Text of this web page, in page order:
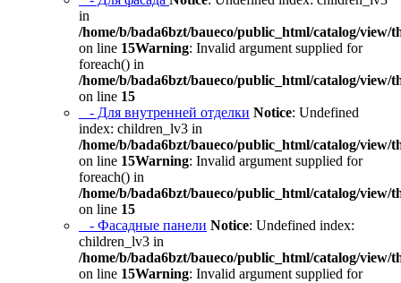
in
/home/b/bada6bzt/baueco/public_html/catalog/view/
on line 15Warning: Invalid argument supplied for
foreach() in
/home/b/bada6bzt/baueco/public_html/catalog/view/
on line 15
- Для внутренней отделки Notice: Undefined
index: children_lv3 in
/home/b/bada6bzt/baueco/public_html/catalog/view/
on line 15Warning: Invalid argument supplied for
foreach() in
/home/b/bada6bzt/baueco/public_html/catalog/view/
on line 15
- Фасадные панели Notice: Undefined index:
children_lv3 in
/home/b/bada6bzt/baueco/public_html/catalog/view/
on line 15Warning: Invalid argument supplied for